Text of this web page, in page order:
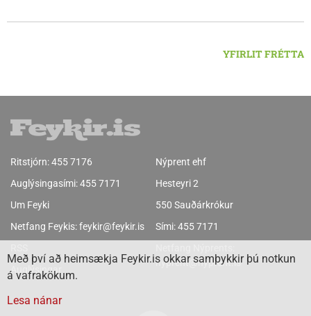
YFIRLIT FRÉTTA
Ritstjórn:455 7176
Auglýsingasími:455 7171
Um Feyki
Netfang Feykis:feykir@feykir.is
Auglýsingar
Nýprent ehf
Hesteyri 2
550 Sauðárkrókur
Sími:455 7171
nyprent@nyprent.is
Með því að heimsækja Feykir.is okkar samþykkir þú notkun
á vafrakökum.
Lesa nánar